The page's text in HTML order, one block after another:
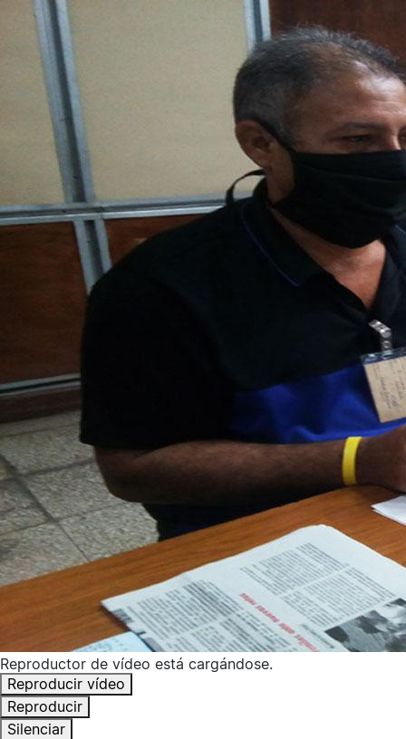
Reproductor de vídeo está cargándose.
Reproducir vídeo
Reproducir
Silenciar